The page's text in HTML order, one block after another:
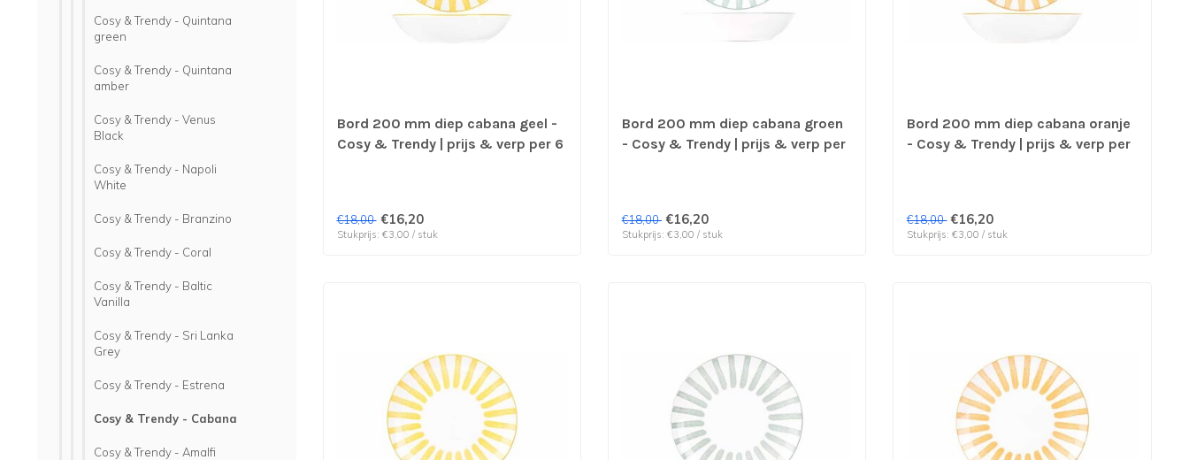
Cosy & Trendy - Quintana
green
Cosy & Trendy - Quintana
amber
Cosy & Trendy - Venus
Black
Cosy & Trendy - Napoli
White
Cosy & Trendy - Branzino
Cosy & Trendy - Coral
Cosy & Trendy - Baltic
Vanilla
Cosy & Trendy - Sri Lanka
Grey
Cosy & Trendy - Estrena
Cosy & Trendy - Cabana
Cosy & Trendy - Amalfi
Bord 200 mm diep cabana geel -
Cosy & Trendy | prijs & verp per 6
€18,00 €16,20
Stukprijs: €3,00 / stuk
Bord 200 mm diep cabana groen
- Cosy & Trendy | prijs & verp per
€18,00 €16,20
Stukprijs: €3,00 / stuk
Bord 200 mm diep cabana oranje
- Cosy & Trendy | prijs & verp per
€18,00 €16,20
Stukprijs: €3,00 / stuk